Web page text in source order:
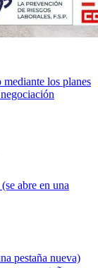
los planes
(se abre en una
pestaña nueva)